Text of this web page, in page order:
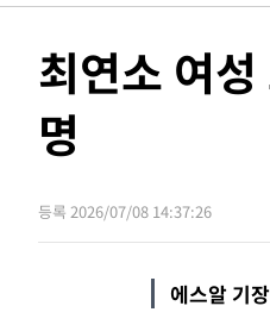
속보
속보 방금 전 [속보]
속보
속보 방금 전 [속보]
방금 전
최연소 여
명
등록 2026/07/08 14:37:26
에스알 기